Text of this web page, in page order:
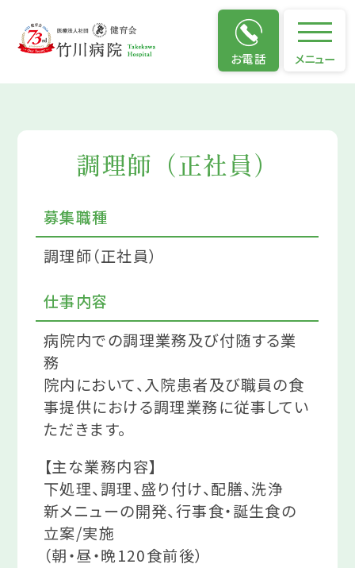
お電話 メニュー
募集職種・募集要項
調理師（正社員）
募集職種
調理師（正社員）
仕事内容
病院内での調理業務及び付随する業
務
院内において、入院患者及び職員の食
事提供における調理業務に従事してい
ただきます。
【主な業務内容】
下処理、調理、盛り付け、配膳、洗浄
新メニューの開発、行事食・誕生食の
立案/実施
（朝・昼・晩120食前後）